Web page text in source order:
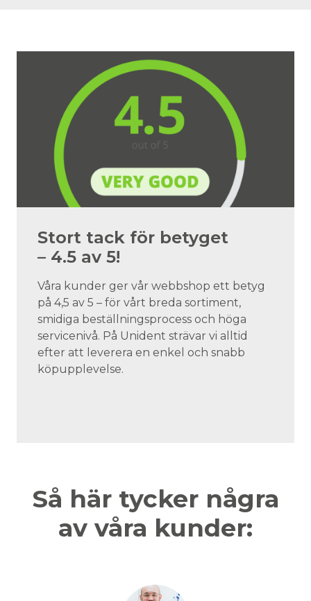
Stort tack för betyget
– 4.5 av 5!
Våra kunder ger vår webbshop ett betyg
på 4,5 av 5 – för vårt breda sortiment,
smidiga beställningsprocess och höga
servicenivå. På Unident strävar vi alltid
efter att leverera en enkel och snabb
köpupplevelse.
Så här tycker några
av våra kunder: